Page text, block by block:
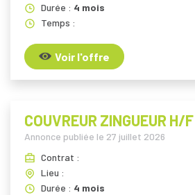
Durée : 4 mois
Temps :
Voir l'offre
COUVREUR ZINGUEUR H/
Annonce publiée le 27 juillet 2026
Contrat :
Lieu :
Durée : 4 mois